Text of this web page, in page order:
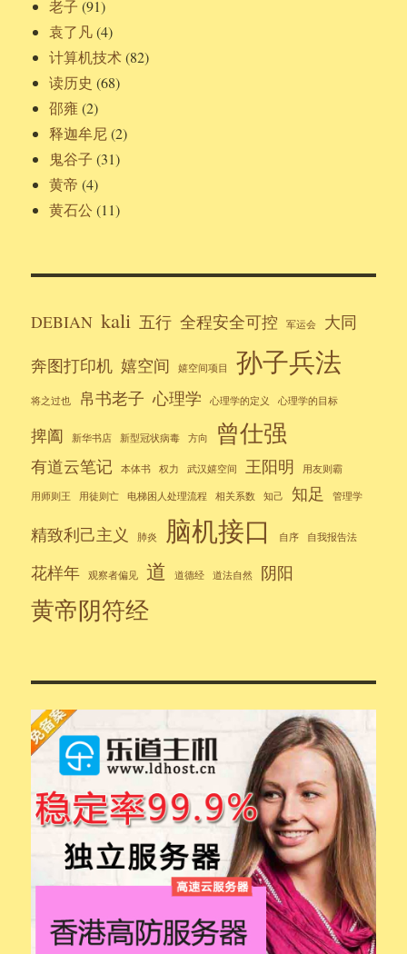
老子 (91)
袁了凡(4)
计算机技术(82)
读历史 (68)
邵雍 (2)
释迦牟尼(2)
鬼谷子 (31)
黄帝 (4)
黄石公 (11)
DEBIAN kali 五行 全程安全可控 军运会
大同
奔图打印机 嬉空间 嬉空间项目 孙子兵法
将之过也 帛书老子 心理学 心理学的定义 心理学的目标
捭阖 新华书店 新型冠状病毒 方向 曾仕强
有道云笔记 本体书 权力 武汉嬉空间 王阳明 用友则霸
用师则王 用徒则亡 电梯困人处理流程 相关系数 知己 知足 管理学
精致利己主义 肺炎 脑机接口 自序 自我报告法
花样年 观察者偏见 道 道德经 道法自然 阴阳
黄帝阴符经